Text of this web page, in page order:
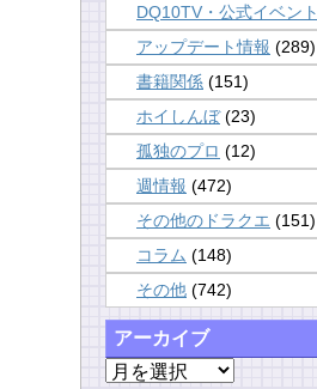
DQ10TV・公式イベント
アップデート情報 (289)
書籍関係 (151)
ホイしんぼ(23)
孤独のプロ (12)
週情報 (472)
その他のドラクエ (151)
コラム (148)
その他 (742)
アーカイブ
ア